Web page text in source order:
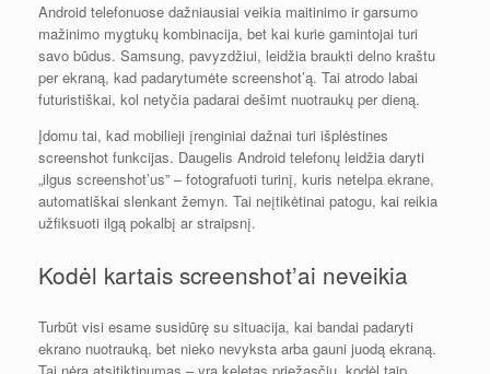
Android telefonuose dažniausiai veikia maitinimo ir garsumo
mažinimo mygtukų kombinacija, bet kai kurie gamintojai turi
savo būdus. Samsung, pavyzdžiui, leidžia braukti delno kraštu
per ekraną, kad padarytumėte screenshot’ą. Tai atrodo labai
futuristiškai, kol netyčia padarai dešimt nuotraukų per dieną.
Įdomu tai, kad mobilieji įrenginiai dažnai turi išplėstines
screenshot funkcijas. Daugelis Android telefonų leidžia daryti
„ilgus screenshot’us” – fotografuoti turinį, kuris netelpa ekrane,
automatiškai slenkant žemyn. Tai neįtikėtinai patogu, kai reikia
užfiksuoti ilgą pokalbį ar straipsnį.
Kodėl kartais screenshot’ai neveikia
Turbūt visi esame susidūrę su situacija, kai bandai padaryti
ekrano nuotrauką, bet nieko nevyksta arba gauni juodą ekraną.